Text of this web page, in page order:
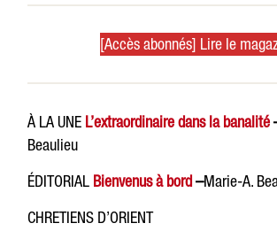
[Accès abonnés] Lire le
À LA UNE L’extraordinaire dans la banalité
Beaulieu
ÉDITORIAL Bienvenus à bord–Marie-A.
CHRETIENS D’ORIENT